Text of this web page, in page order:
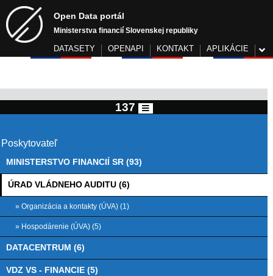
Open Data portál
Ministerstva financií Slovenskej republiky
DATASETY OPENAPI KONTAKT APLIKÁCIE
137
Poskytovateľ
MINISTERSTVO FINANCIÍ SR (93)
ÚRAD VLÁDNEHO AUDITU (6)
» Organizácia a kontakty (ÚVA) (1)
» Hospodárenie (ÚVA) (5)
DATACENTRUM (6)
VDZ VS - FINANCIE (5)